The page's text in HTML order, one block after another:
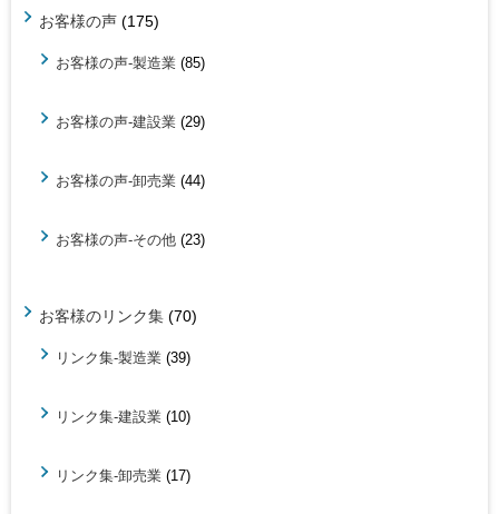
お客様の声 (175)
お客様の声-製造業 (85)
お客様の声-建設業 (29)
お客様の声-卸売業 (44)
お客様の声-その他 (23)
お客様のリンク集 (70)
リンク集-製造業 (39)
リンク集-建設業 (10)
リンク集-卸売業 (17)